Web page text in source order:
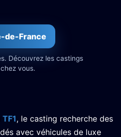
de-France
Découvrez les castings
vous.
TF1, le casting recherche des
avec véhicules de luxe